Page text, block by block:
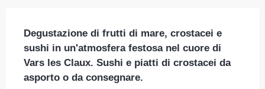
Degustazione di frutti di mare, crostacei e
sushi in un'atmosfera festosa nel cuore di
Vars les Claux. Sushi e piatti di crostacei da
asporto o da consegnare.